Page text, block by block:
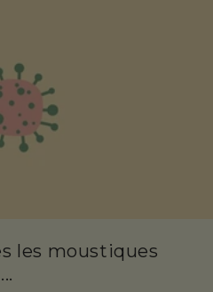
les moustiques